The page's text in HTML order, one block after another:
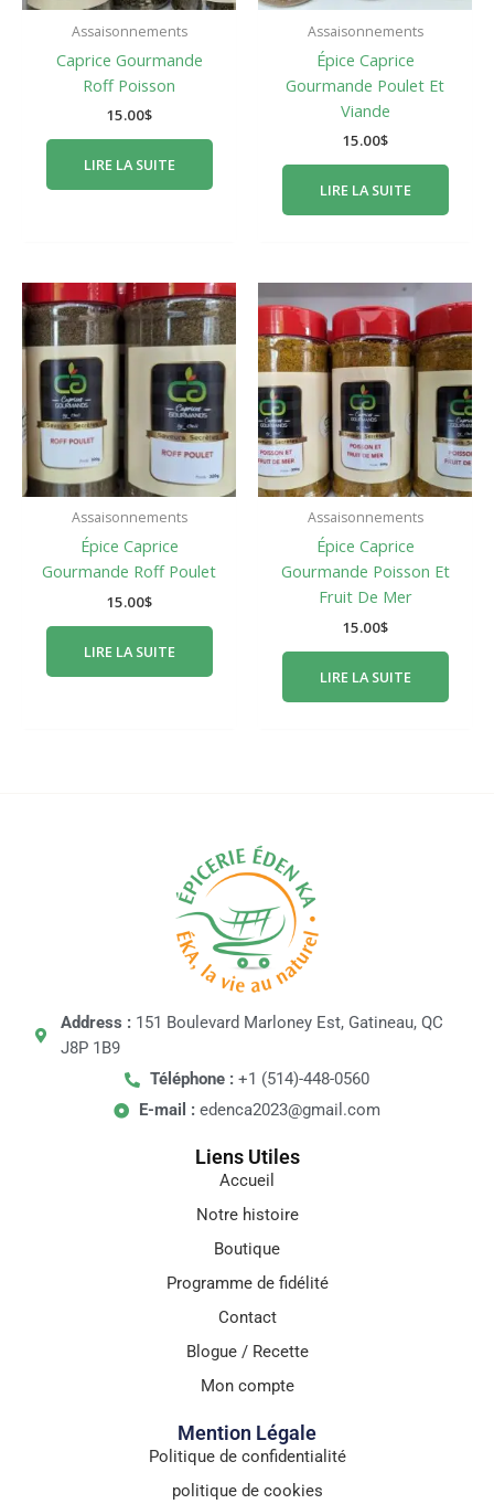
Assaisonnements
Caprice Gourmande
Roff Poisson
15.00$
LIRE LA SUITE
Assaisonnements
Épice Caprice
Gourmande Poulet Et
Viande
15.00$
LIRE LA SUITE
Assaisonnements
Épice Caprice
Gourmande Roff Poulet
15.00$
LIRE LA SUITE
Assaisonnements
Épice Caprice
Gourmande Poisson Et
Fruit De Mer
15.00$
LIRE LA SUITE
Address :151 Boulevard Marloney Est, Gatineau, QC
J8P 1B9
Téléphone :+1 (514)-448-0560
E-mail : edenca2023@gmail.com
Liens Utiles
Accueil
Notre histoire
Boutique
Programme de fidélité
Contact
Blogue / Recette
Mon compte
Mention Légale
Politique de confidentialité
politique de cookies